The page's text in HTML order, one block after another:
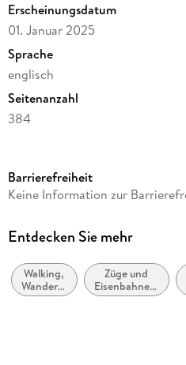
Erscheinungsdatum
01. Januar 2025
Sprache
englisch
Seitenanzahl
384
Autor/Autorin
Verlag/Hersteller
Produktart
kartoniert
Barrierefreiheit
Keine Information zur
Entdecken Sie mehr
Walking,
Wandern,
Trekking
Züge und
Eisenbahnen:
Sachbuch